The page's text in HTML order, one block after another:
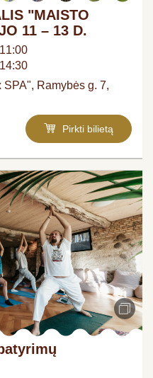
"MAISTO
11 – 13 D.
Ramybės g. 7,
Pirkti bilietą